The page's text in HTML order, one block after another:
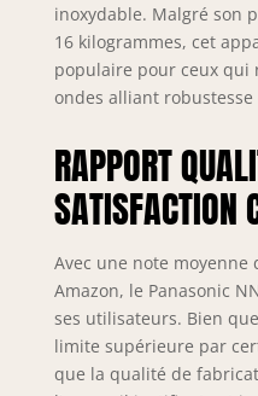
inoxydable. Malgré son
16 kilogrammes, cet
populaire pour ceux qui
ondes alliant robustesse
RAPPORT
SATISFACTION
Avec une note moyenne
Amazon, le Panasonic
ses utilisateurs. Bien
limite supérieure par
que la qualité de